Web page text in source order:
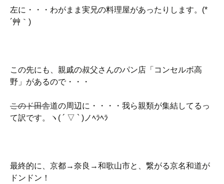
左に・・・わがまま実兄の料理屋があったりします。(*
´艸｀)
この先にも、親戚の叔父さんのパン店「コンセルボ高
野」があるので・・・
このド田舎道の周辺に・・・・我ら親類が集結してるっ
て訳です。ヽ( ´ ▽ ` )ノﾍﾗﾍﾗ
最終的に、京都→奈良→和歌山市と、繋がる京名和道が
ドンドン！